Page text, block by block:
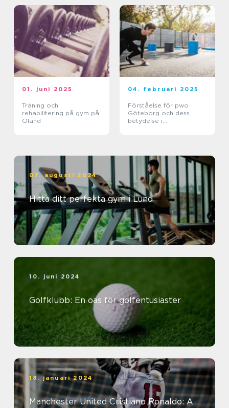
01. juni 2025
Träning och
rehabilitering på gym på
Öland
04. februari 2025
Förståelse för pwo
Göteborg och dess
betydelse i
07. augusti 2024
Hitta ditt perfekta gym i Lund
10. juni 2024
Golfklubb: En oas för golfentusiaster
18. januari 2024
Manchester United Cristiano Ronaldo: A